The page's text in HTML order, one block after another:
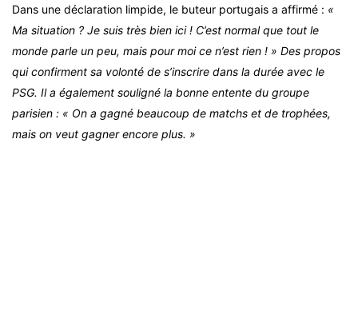
Dans une déclaration limpide, le buteur portugais a affirmé : «
Ma situation ? Je suis très bien ici ! C’est normal que tout le
monde parle un peu, mais pour moi ce n’est rien ! » Des propos
qui confirment sa volonté de s’inscrire dans la durée avec le
PSG. Il a également souligné la bonne entente du groupe
parisien : « On a gagné beaucoup de matchs et de trophées,
mais on veut gagner encore plus. »